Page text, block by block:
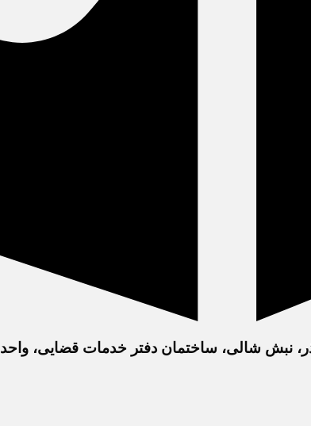
شالی، ساختمان دفتر خدمات قضایی، واحد 6. تلفن:02144097162